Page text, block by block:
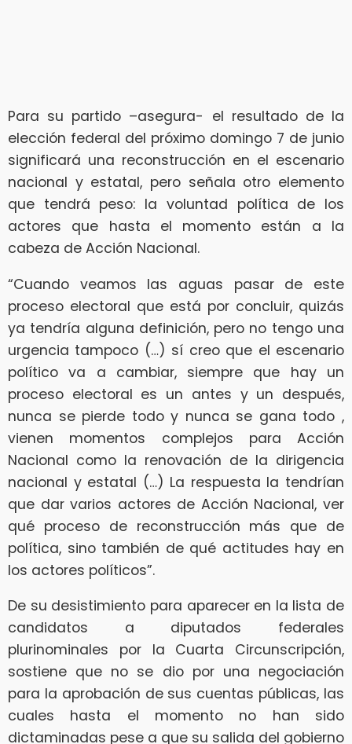
Para su partido –asegura- el resultado de la
elección federal del próximo domingo 7 de junio
significará una reconstrucción en el escenario
nacional y estatal, pero señala otro elemento
que tendrá peso: la voluntad política de los
actores que hasta el momento están a la
cabeza de Acción Nacional.
“Cuando veamos las aguas pasar de este
proceso electoral que está por concluir, quizás
ya tendría alguna definición, pero no tengo una
urgencia tampoco (…) sí creo que el escenario
político va a cambiar, siempre que hay un
proceso electoral es un antes y un después,
nunca se pierde todo y nunca se gana todo ,
vienen momentos complejos para Acción
Nacional como la renovación de la dirigencia
nacional y estatal (…) La respuesta la tendrían
que dar varios actores de Acción Nacional, ver
qué proceso de reconstrucción más que de
política, sino también de qué actitudes hay en
los actores políticos”.
De su desistimiento para aparecer en la lista de
candidatos a diputados federales
plurinominales por la Cuarta Circunscripción,
sostiene que no se dio por una negociación
para la aprobación de sus cuentas públicas, las
cuales hasta el momento no han sido
dictaminadas pese a que su salida del gobierno